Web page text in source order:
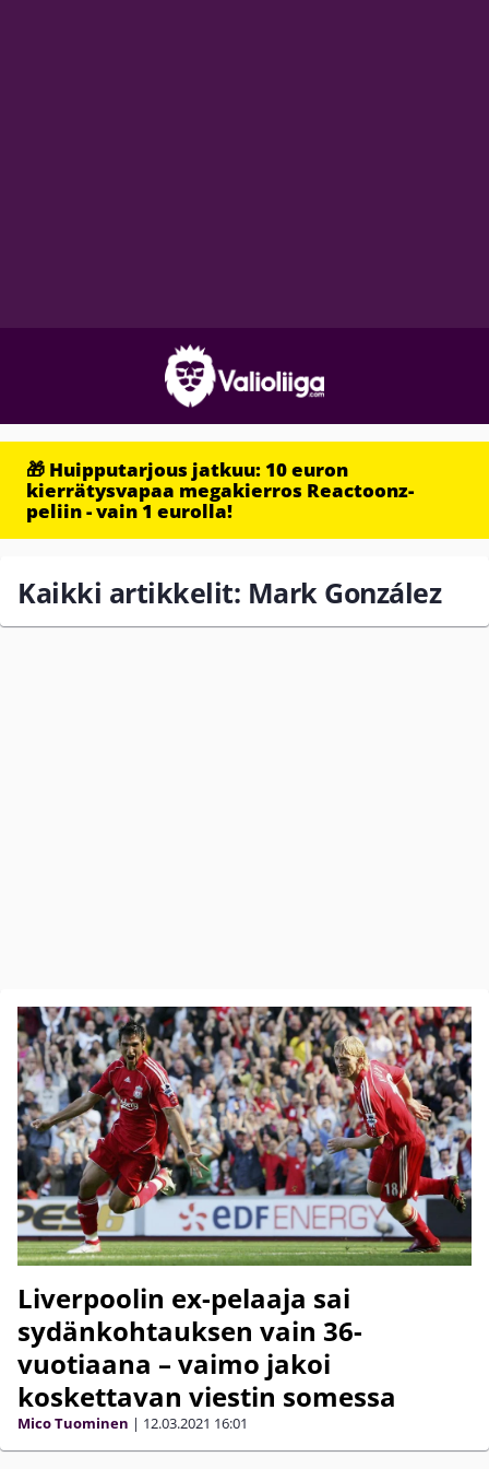
🎁 Huipputarjous jatkuu: 10 euron
kierrätysvapaa megakierros Reactoonz-
peliin - vain 1 eurolla!
Kaikki artikkelit: Mark González
Liverpoolin ex-pelaaja sai
sydänkohtauksen vain 36-
vuotiaana – vaimo jakoi
koskettavan viestin somessa
Mico Tuominen | 12.03.2021 16:01